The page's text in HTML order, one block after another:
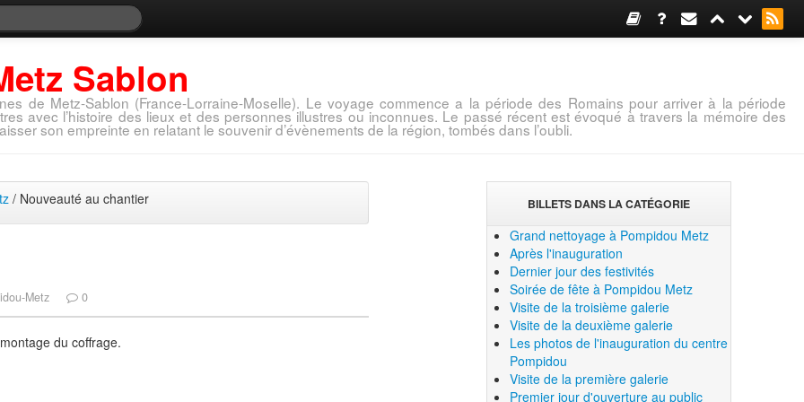
Sablon
de Metz-Sablon (France-Lorraine-Moselle). Le voyage commence a la période des Romains pour arriver à la période
avec l’histoire des lieux et des personnes illustres ou inconnues. Le passé récent est évoqué à travers la mémoire des
son empreinte en relatant le souvenir d’évènements de la région, tombés dans l’oubli.
/ Nouveauté au chantier
Metz 0
du coffrage.
BILLETS DANS LA CATÉGORIE
Grand nettoyage à Pompidou Metz
Après l'inauguration
Dernier jour des festivités
Soirée de fête à Pompidou Metz
Visite de la troisième galerie
Visite de la deuxième galerie
Les photos de l'inauguration du centre
Pompidou
Visite de la première galerie
Premier jour d'ouverture au public